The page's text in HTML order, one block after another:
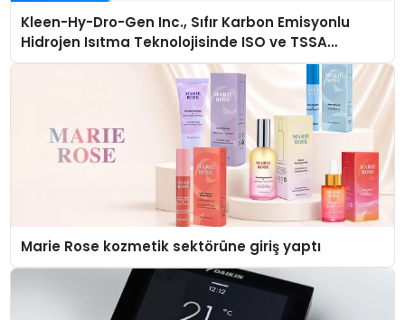
Kleen-Hy-Dro-Gen Inc., Sıfır Karbon Emisyonlu
Hidrojen Isıtma Teknolojisinde ISO ve TSSA
Düzenleyici Onaylarını Aldı
Marie Rose kozmetik sektörüne giriş yaptı